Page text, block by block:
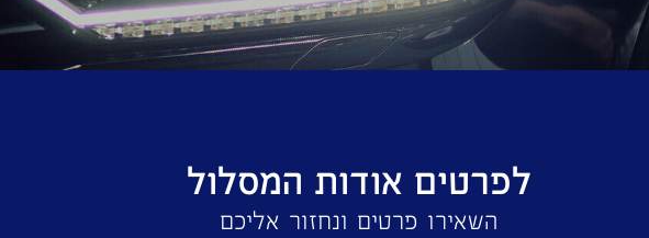
לפרטים אודות המסלול
השאירו פרטים ונחזור אליכם